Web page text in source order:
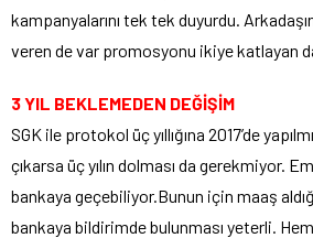
kampanyalarını tek tek duyurdu.
veren de var promosyonu ikiye katlayan
3 YIL BEKLEMEDEN DEĞİŞİM
SGK ile protokol üç yıllığına 2017’de
çıkarsa üç yılın dolması da gerekmiyor.
bankaya geçebiliyor.Bunun için maaş
bankaya bildirimde bulunması yeterli.